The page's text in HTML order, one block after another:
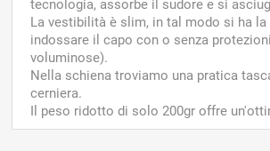
tecnologia, assorbe il sudore e si
La vestibilità è slim, in tal modo si ha
indossare il capo con o senza
voluminose).
Nella schiena troviamo una pratica
cerniera.
Il peso ridotto di solo 200gr offre